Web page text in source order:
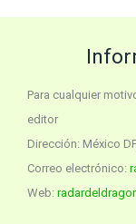
Para cualquier
editor
Dirección: México
Correo electrónico:
Web: